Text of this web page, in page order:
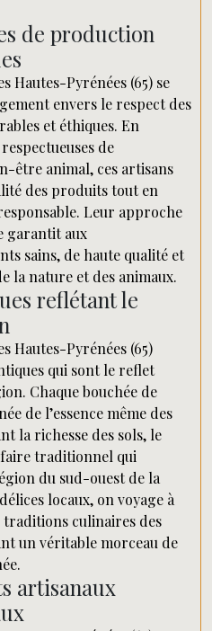
de production
Hautes-Pyrénées (65) se
envers le respect des
et éthiques. En
de
être animal, ces artisans
des produits tout en
Leur approche
garantit aux
sains, de haute qualité et
la nature et des animaux.
reflétant le
Hautes-Pyrénées (65)
qui sont le reflet
Chaque bouchée de
de l’essence même des
la richesse des sols, le
traditionnel qui
du sud-ouest de la
locaux, on voyage à
traditions culinaires des
un véritable morceau de
artisanaux